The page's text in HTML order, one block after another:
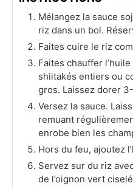
Mélangez la sauce
riz dans un bol.
Faites cuire le riz
Faites chauffer
shiitakés entiers ou
gros. Laissez dorer
Versez la sauce.
remuant
enrobe bien les
Hors du feu, ajoutez
Servez sur du riz
de l’oignon vert